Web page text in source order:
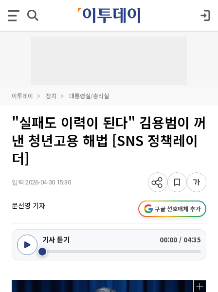
이투데이 정치 대통령실/총리실
"실패도 이력이 된다" 김용범이 꺼
낸 청년고용 해법 [SNS 정책레이
더]
입력 2026-04-30 15:30
문선영 기자 구글 선호매체 추가
기사 듣기 00:00 / 04:35